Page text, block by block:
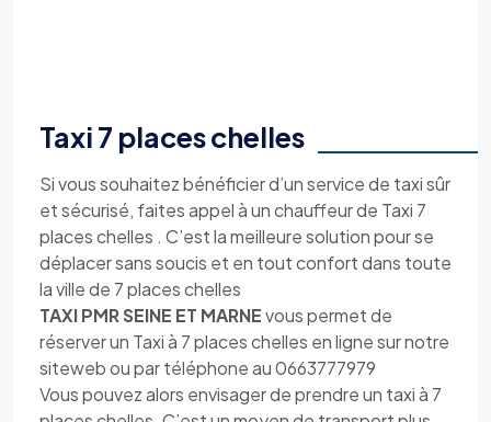
Taxi 7 places chelles
Si vous souhaitez bénéficier d’un service de taxi sûr
et sécurisé, faites appel à un chauffeur de Taxi 7
places chelles . C’est la meilleure solution pour se
déplacer sans soucis et en tout confort dans toute
la ville de 7 places chelles
TAXI PMR SEINE ET MARNEvous permet de
réserver un Taxi à 7 places chelles en ligne sur notre
siteweb ou par téléphone au 0663777979
Vous pouvez alors envisager de prendre un taxi à 7